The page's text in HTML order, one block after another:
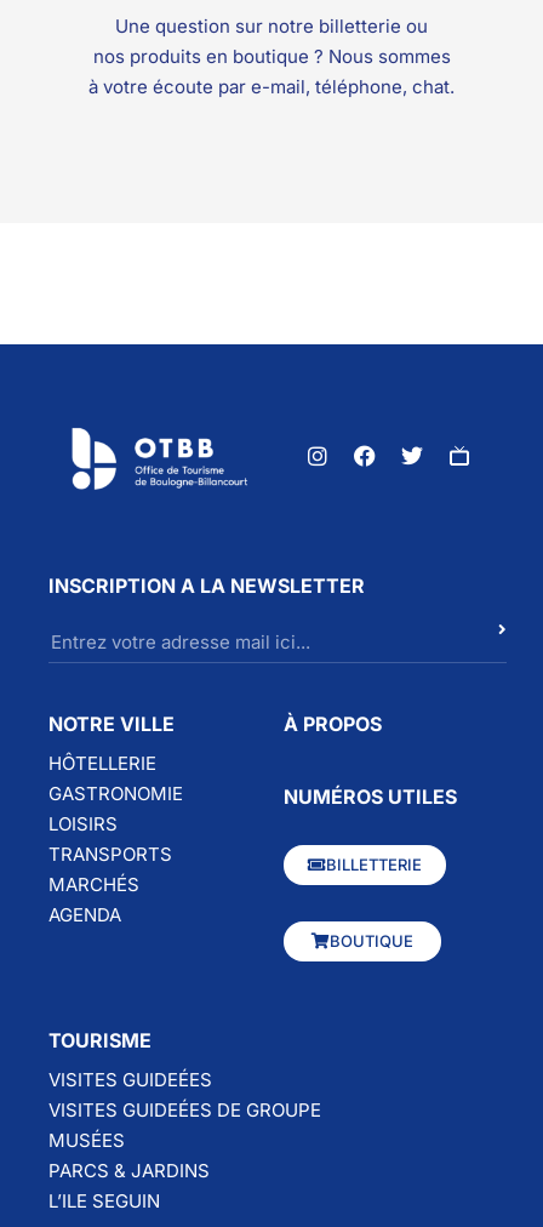
Une question sur notre billetterie ou
nos produits en boutique ? Nous sommes
à votre écoute par e-mail, téléphone, chat.
INSCRIPTION A LA NEWSLETTER
NOTRE VILLE
HÔTELLERIE
GASTRONOMIE
LOISIRS
TRANSPORTS
MARCHÉS
AGENDA
À PROPOS
NUMÉROS UTILES
BILLETTERIE
BOUTIQUE
TOURISME
VISITES GUIDEÉES
VISITES GUIDEÉES DE GROUPE
MUSÉES
PARCS & JARDINS
L’ILE SEGUIN